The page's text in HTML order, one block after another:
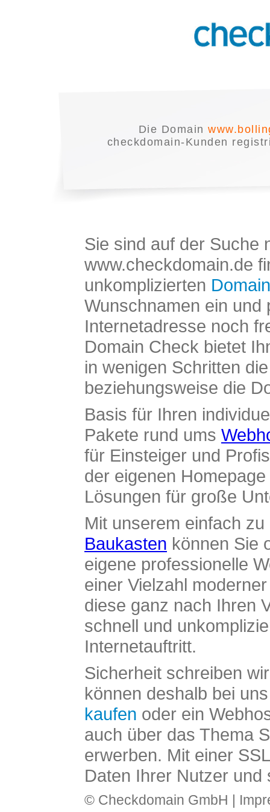
Die Domain
checkdomain-Kunden
Sie sind auf der Suche
www.checkdomain.de
unkomplizierten
Wunschnamen ein und
Internetadresse noch
Domain Check bietet
in wenigen Schritten
beziehungsweise die
Basis für Ihren
Pakete rund ums
für Einsteiger und
der eigenen
Lösungen für große
Mit unserem einfach
Baukasten können Sie
eigene professionelle
einer Vielzahl
diese ganz nach Ihren
schnell und
Internetauftritt.
Sicherheit schreiben
können deshalb bei
kaufen oder ein
auch über das Thema
erwerben. Mit einer
Daten Ihrer Nutzer und
© Checkdomain GmbH |